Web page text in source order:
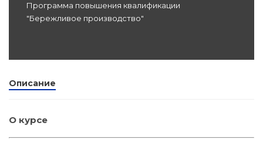
Программа повышения квалификации
"Бережливое производство"
Описание
О курсе